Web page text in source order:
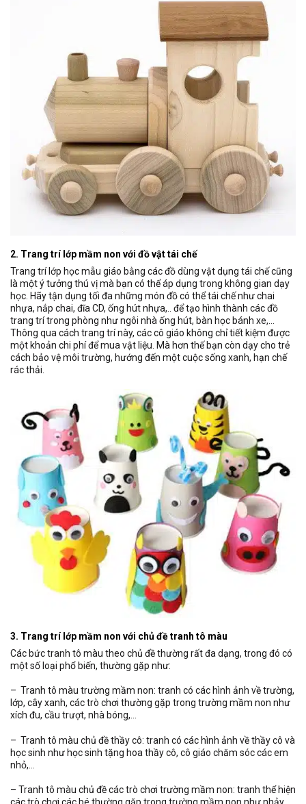
2. Trang trí lớp mầm non với đồ vật tái chế
Trang trí lớp học mẫu giáo bằng các đồ dùng vật dụng tái chế cũng
là một ý tưởng thú vị mà bạn có thể áp dụng trong không gian dạy
học. Hãy tận dụng tối đa những món đồ có thể tái chế như chai
nhựa, nắp chai, đĩa CD, ống hút nhựa,.. để tạo hình thành các đồ
trang trí trong phòng như ngôi nhà ống hút, bàn học bánh xe,…
Thông qua cách trang trí này, các cô giáo không chỉ tiết kiệm được
một khoản chi phí để mua vật liệu. Mà hơn thế bạn còn dạy cho trẻ
cách bảo vệ môi trường, hướng đến một cuộc sống xanh, hạn chế
rác thải.
3. Trang trí lớp mầm non với chủ đề tranh tô màu
Các bức tranh tô màu theo chủ đề thường rất đa dạng, trong đó có
một số loại phổ biến, thường gặp như:
– Tranh tô màu trường mầm non: tranh có các hình ảnh về trường,
lớp, cây xanh, các trò chơi thường gặp trong trường mầm non như
xích đu, cầu trượt, nhà bóng,…
– Tranh tô màu chủ đề thầy cô: tranh có các hình ảnh về thầy cô và
học sinh như học sinh tặng hoa thầy cô, cô giáo chăm sóc các em
nhỏ,…
– Tranh tô màu chủ đề các trò chơi trường mầm non: tranh thể hiện
các trò chơi các bé thường gặp trong trường mầm non như nhảy